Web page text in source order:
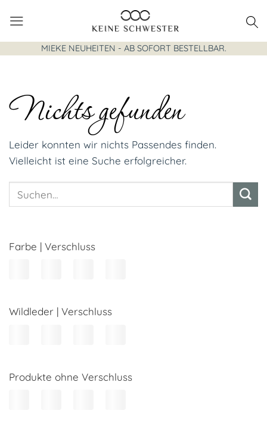
Inhalt
springen
MIEKE NEUHEITEN - AB SOFORT BESTELLBAR.
Nichts gefunden
Leider konnten wir nichts Passendes finden.
Vielleicht ist eine Suche erfolgreicher.
Farbe | Verschluss
Wildleder | Verschluss
Produkte ohne Verschluss